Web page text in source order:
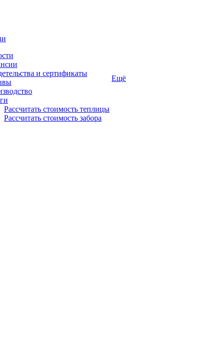
и сертификаты
Рассчитать стоимость теплицы
Рассчитать стоимость забора
Ещё